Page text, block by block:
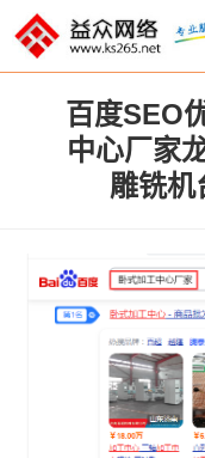
百度SEO
中心厂家
雕铣机